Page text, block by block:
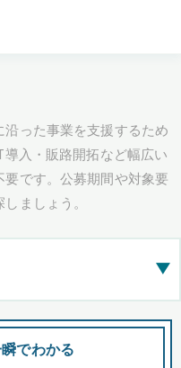
った事業を支援するため
入・販路開拓など幅広い
です。公募期間や対象要
ましょう。
▶
でわかる